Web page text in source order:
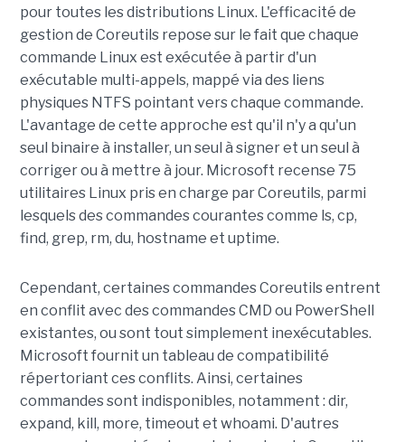
pour toutes les distributions Linux. L'efficacité de
gestion de Coreutils repose sur le fait que chaque
commande Linux est exécutée à partir d'un
exécutable multi-appels, mappé via des liens
physiques NTFS pointant vers chaque commande.
L'avantage de cette approche est qu'il n'y a qu'un
seul binaire à installer, un seul à signer et un seul à
corriger ou à mettre à jour. Microsoft recense 75
utilitaires Linux pris en charge par Coreutils, parmi
lesquels des commandes courantes comme ls, cp,
find, grep, rm, du, hostname et uptime.
Cependant, certaines commandes Coreutils entrent
en conflit avec des commandes CMD ou PowerShell
existantes, ou sont tout simplement inexécutables.
Microsoft fournit un tableau de compatibilité
répertoriant ces conflits. Ainsi, certaines
commandes sont indisponibles, notamment : dir,
expand, kill, more, timeout et whoami. D'autres